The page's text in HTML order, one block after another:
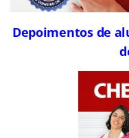
Depoimentos de